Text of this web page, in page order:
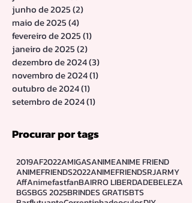
novembro de 2025
outubro de 2025(4)
agosto de 2025(2)2 posts
julho de 2025(1)1 post
junho de 2025(2)2 posts
maio de 2025 (4)4 posts
fevereiro de 2025 (1) 1 post
janeiro de 2025(2)2 posts
dezembro de 2024
(3)
outubro de 2024(1)1 post
Procurar por tags